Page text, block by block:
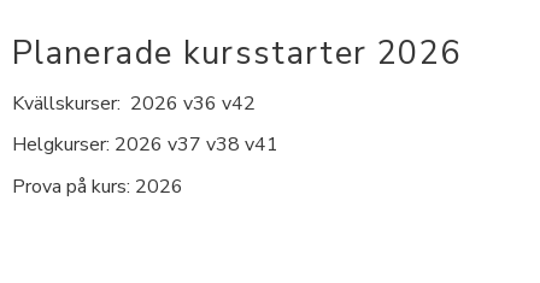
Planerade kursstarter 2026
Kvällskurser: 2026 v36 v42
Helgkurser: 2026 v37 v38 v41
Prova på kurs: 2026